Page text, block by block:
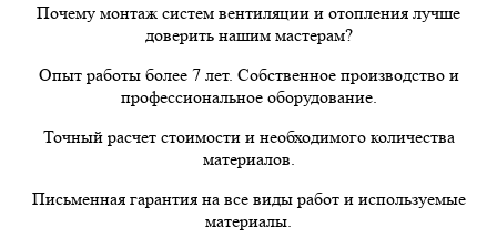
Почему монтаж систем вентиляции и отопления лучше
доверить нашим мастерам?
Опыт работы более 7 лет. Собственное производство и
профессиональное оборудование.
Точный расчет стоимости и необходимого количества
материалов.
Письменная гарантия на все виды работ и используемые
материалы.